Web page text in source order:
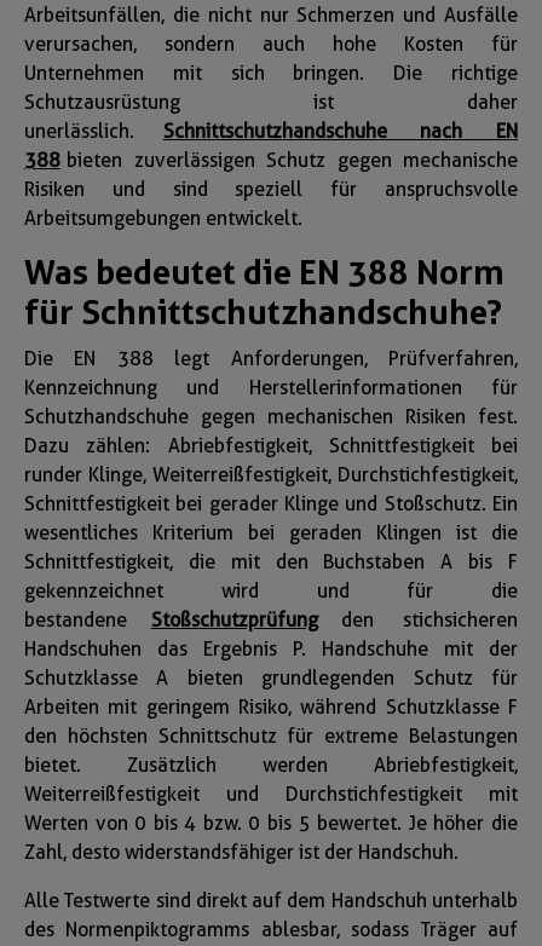
Arbeitsunfällen, die nicht nur Schmerzen und Ausfälle
verursachen, sondern auch hohe Kosten für
Unternehmen mit sich bringen. Die richtige
Schutzausrüstung ist daher
unerlässlich. Schnittschutzhandschuhe nach EN
388 bieten zuverlässigen Schutz gegen mechanische
Risiken und sind speziell für anspruchsvolle
Arbeitsumgebungen entwickelt.
Was bedeutet die EN 388 Norm
für Schnittschutzhandschuhe?
Die EN 388 legt Anforderungen, Prüfverfahren,
Kennzeichnung und Herstellerinformationen für
Schutzhandschuhe gegen mechanischen Risiken fest.
Dazu zählen: Abriebfestigkeit, Schnittfestigkeit bei
runder Klinge, Weiterreißfestigkeit, Durchstichfestigkeit,
Schnittfestigkeit bei gerader Klinge und Stoßschutz. Ein
wesentliches Kriterium bei geraden Klingen ist die
Schnittfestigkeit, die mit den Buchstaben A bis F
gekennzeichnet wird und für die
bestandene Stoßschutzprüfungden stichsicheren
Handschuhen das Ergebnis P. Handschuhe mit der
Schutzklasse A bieten grundlegenden Schutz für
Arbeiten mit geringem Risiko, während Schutzklasse F
den höchsten Schnittschutz für extreme Belastungen
bietet. Zusätzlich werden Abriebfestigkeit,
Weiterreißfestigkeit und Durchstichfestigkeit mit
Werten von 0 bis 4 bzw. 0 bis 5 bewertet. Je höher die
Zahl, desto widerstandsfähiger ist der Handschuh.
Alle Testwerte sind direkt auf dem Handschuh unterhalb
des Normenpiktogramms ablesbar, sodass Träger auf